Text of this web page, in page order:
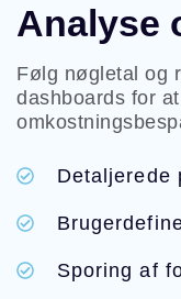
Analyse
Følg nøgletal og
dashboards for
Detaljerede
Sporing af